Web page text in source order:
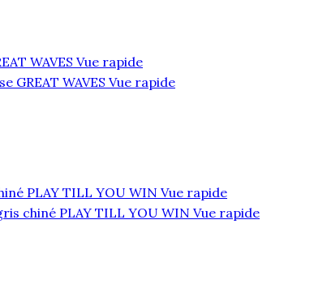
Vue rapide
Vue rapide
Vue rapide
Vue rapide